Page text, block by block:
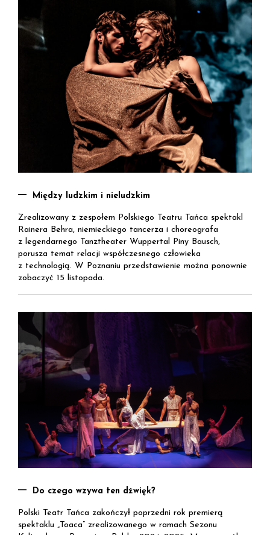
Między ludzkim i nieludzkim
Zrealizowany z zespołem Polskiego Teatru Tańca spektakl
Rainera Behra, niemieckiego tancerza i choreografa
z legendarnego Tanztheater Wuppertal Piny Bausch,
porusza temat relacji współczesnego człowieka
z technologią. W Poznaniu przedstawienie można ponownie
zobaczyć 15 listopada.
Do czego wzywa ten dźwięk?
Polski Teatr Tańca zakończył poprzedni rok premierą
spektaklu „Toaca” zrealizowanego w ramach Sezonu